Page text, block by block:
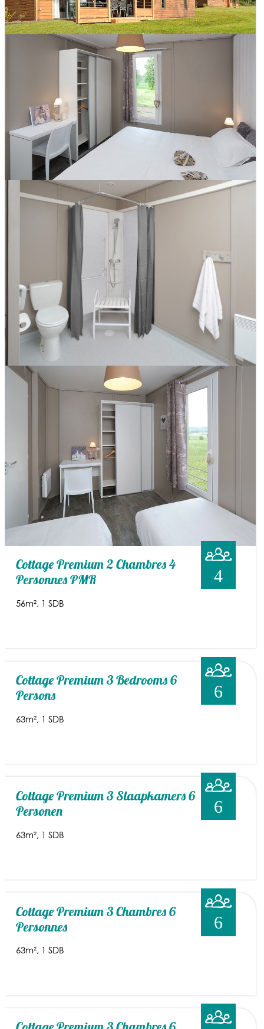
Cottage Premium 2 Chambres 4
Personnes PMR
56m² 1 SDB
4
Cottage Premium 3 Bedrooms 6
Persons
63m² 1 SDB
6
Cottage Premium 3 Slaapkamers 6
Personen
63m² 1 SDB
6
Cottage Premium 3 Chambres 6
Personnes
63m² 1 SDB
6